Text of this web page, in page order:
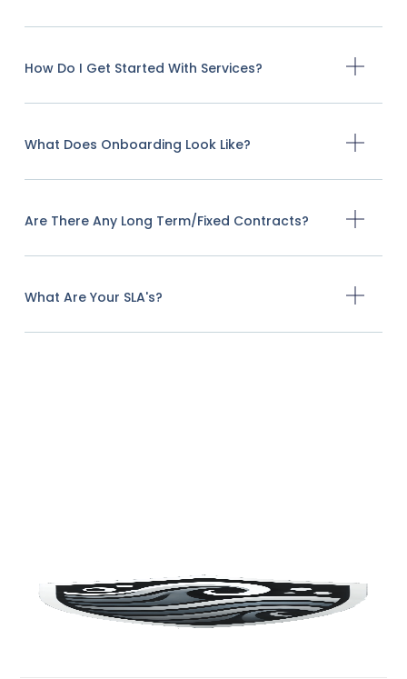
How Do I Get Started With Services?
What Does Onboarding Look Like?
Are There Any Long Term/fixed Contracts?
What Are Your SLA's?